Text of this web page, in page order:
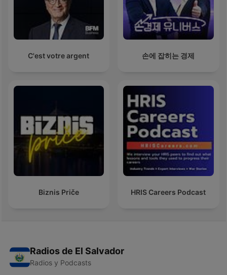
C'est votre argent 손에 잡히는 경제
Biznis Priče HRIS Careers Podcast
Radios de El Salvador
Radios y Podcasts